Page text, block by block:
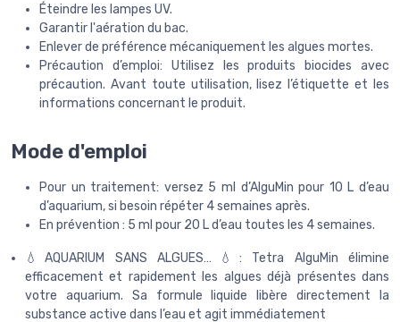
Éteindre les lampes UV.
Garantir l'aération du bac.
Enlever de préférence mécaniquement les algues mortes.
Précaution d’emploi: Utilisez les produits biocides avec
précaution. Avant toute utilisation, lisez l’étiquette et les
informations concernant le produit.
Mode d'emploi
Pour un traitement: versez 5 ml d’AlguMin pour 10 L d’eau
d’aquarium, si besoin répéter 4 semaines après.
En prévention : 5 ml pour 20 L d’eau toutes les 4 semaines.
💧AQUARIUM SANS ALGUES…💧: Tetra AlguMin élimine
efficacement et rapidement les algues déjà présentes dans
votre aquarium. Sa formule liquide libère directement la
substance active dans l’eau et agit immédiatement